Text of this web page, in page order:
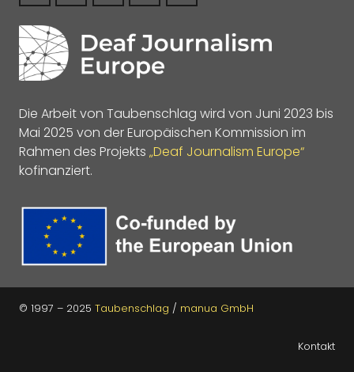
Die Arbeit von Taubenschlag wird von Juni 2023 bis
Mai 2025 von der Europäischen Kommission im
Rahmen des Projekts „Deaf Journalism Europe“
kofinanziert.
© 1997 – 2025 Taubenschlag / manua GmbH
Kontakt